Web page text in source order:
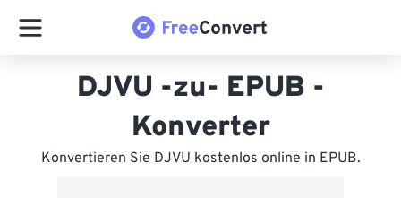
DJVU -zu- EPUB -
Konverter
Konvertieren Sie DJVU kostenlos online in EPUB.